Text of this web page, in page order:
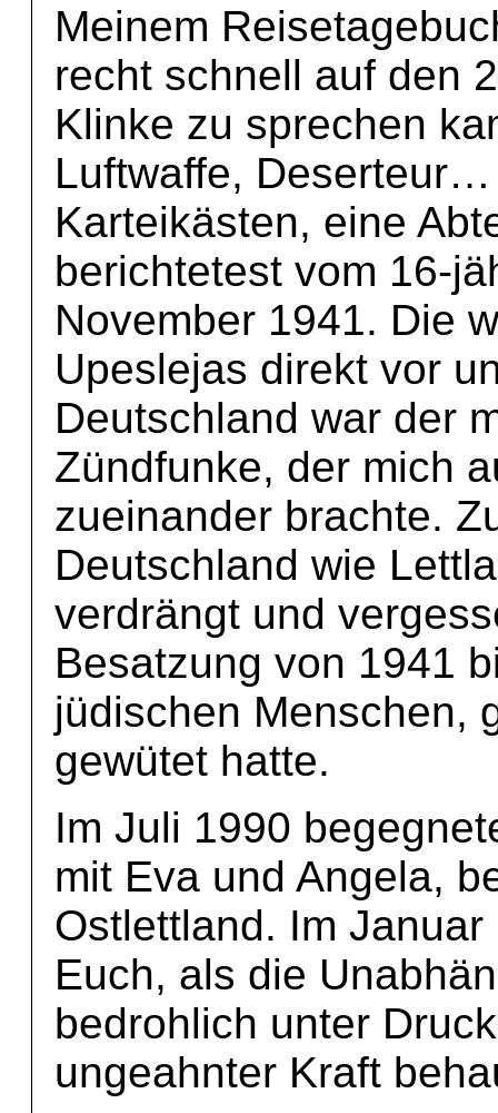
Meinem
recht schnell auf den
Klinke zu sprechen
Luftwaffe,
Karteikästen, eine
berichtetest vom 16-
November 1941. Die
Upeslejas direkt vor
Deutschland war der
Zündfunke, der mich
zueinander brachte.
Deutschland wie
verdrängt und
Besatzung von 1941
jüdischen Menschen,
gewütet hatte.
Im Juli 1990
mit Eva und Angela,
Ostlettland. Im
Euch, als die
bedrohlich unter
ungeahnter Kraft